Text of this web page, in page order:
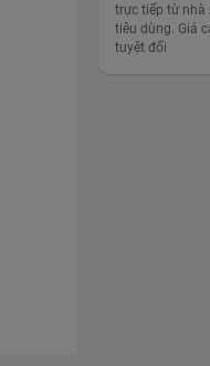
trực tiếp từ nhà
tiêu dùng. Giá
tuyệt đối